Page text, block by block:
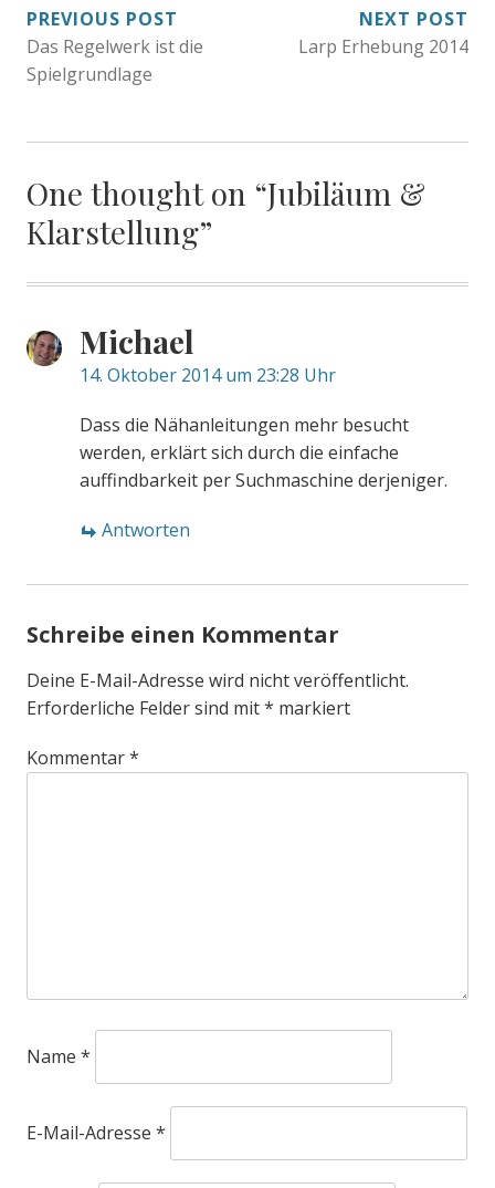
BEITRAGSNAVIGATION
PREVIOUS POST
Das Regelwerk ist die
Spielgrundlage
NEXT POST
Larp Erhebung 2014
One thought on “Jubiläum &
Klarstellung”
Michael
14. Oktober 2014 um 23:28 Uhr
Dass die Nähanleitungen mehr besucht
werden, erklärt sich durch die einfache
auffindbarkeit per Suchmaschine derjeniger.
Antworten
Schreibe einen Kommentar
Deine E-Mail-Adresse wird nicht veröffentlicht.
Erforderliche Felder sind mit* markiert
Kommentar*
Name *
E-Mail-Adresse *